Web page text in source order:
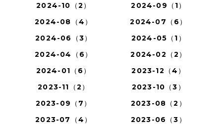
2024-10（2）
2024-09（1）
2024-08（4）
2024-07（6）
2024-06（3）
2024-05（1）
2024-04（6）
2024-02（2）
2024-01（6）
2023-12（4）
2023-11（2）
2023-10（3）
2023-09（7）
2023-08（2）
2023-07（4）
2023-06（3）